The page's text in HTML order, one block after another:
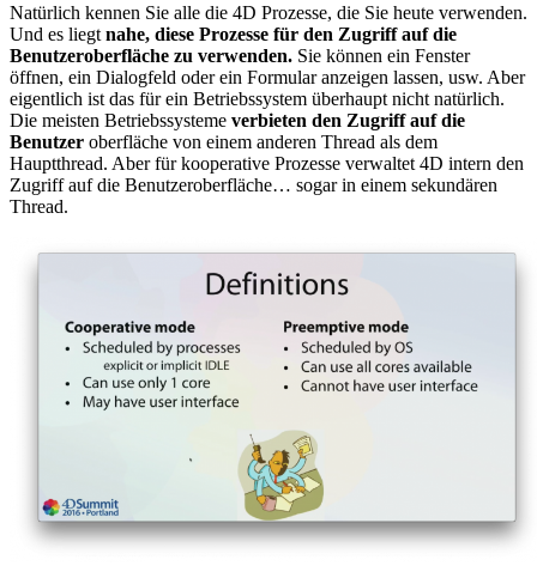
Natürlich kennen Sie alle die 4D Prozesse, die Sie heute verwenden.
Und es liegt nahe, diese Prozesse für den Zugriff auf die
Benutzeroberfläche zu verwenden. Sie können ein Fenster
öffnen, ein Dialogfeld oder ein Formular anzeigen lassen, usw. Aber
eigentlich ist das für ein Betriebssystem überhaupt nicht natürlich.
Die meisten Betriebssysteme verbieten den Zugriff auf die
Benutzer oberfläche von einem anderen Thread als dem
Hauptthread. Aber für kooperative Prozesse verwaltet 4D intern den
Zugriff auf die Benutzeroberfläche… sogar in einem sekundären
Thread.